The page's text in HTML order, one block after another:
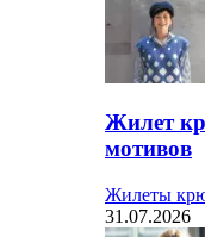
Жилет
мотивов
Жилеты
31.07.2026